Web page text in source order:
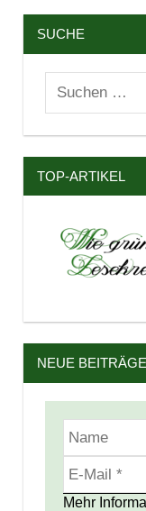
SUCHE
Suchen
TOP-ARTIKEL
NEUE
Mehr